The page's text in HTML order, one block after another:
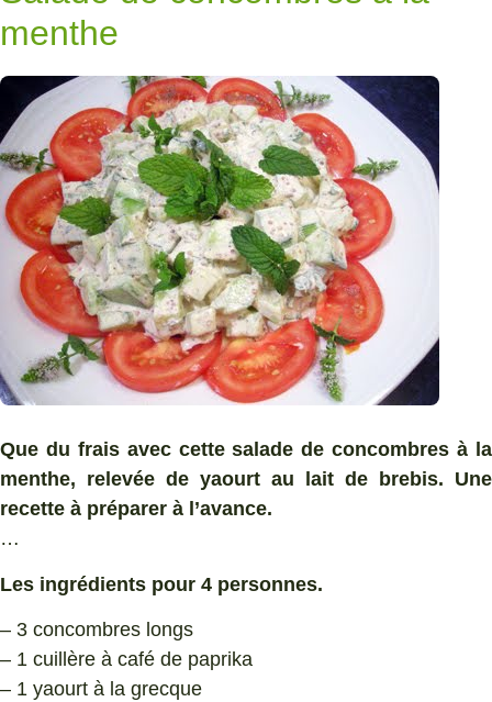
menthe
Que du frais avec cette salade de concombres à la
menthe, relevée de yaourt au lait de brebis. Une
recette à préparer à l’avance.
…
Les ingrédients pour 4 personnes.
– 3 concombres longs
– 1 cuillère à café de paprika
– 1 yaourt à la grecque